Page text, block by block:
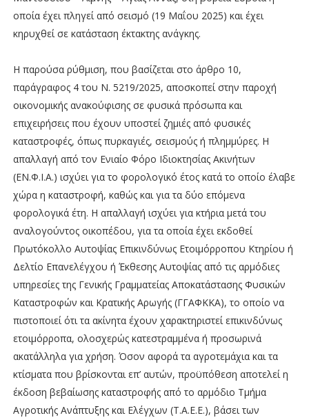
οποία έχει πληγεί από σεισμό (19 Μαΐου 2025) και έχει
κηρυχθεί σε κατάσταση έκτακτης ανάγκης.
Η παρούσα ρύθμιση, που βασίζεται στο άρθρο 10,
παράγραφος 4 του Ν. 5219/2025, αποσκοπεί στην παροχή
οικονομικής ανακούφισης σε φυσικά πρόσωπα και
επιχειρήσεις που έχουν υποστεί ζημιές από φυσικές
καταστροφές, όπως πυρκαγιές, σεισμούς ή πλημμύρες. Η
απαλλαγή από τον Ενιαίο Φόρο Ιδιοκτησίας Ακινήτων
(ΕΝ.Φ.Ι.Α.) ισχύει για το φορολογικό έτος κατά το οποίο έλαβε
χώρα η καταστροφή, καθώς και για τα δύο επόμενα
φορολογικά έτη. Η απαλλαγή ισχύει για κτήρια μετά του
αναλογούντος οικοπέδου, για τα οποία έχει εκδοθεί
Πρωτόκολλο Αυτοψίας Επικινδύνως Ετοιμόρροπου Κτηρίου ή
Δελτίο Επανελέγχου ή Έκθεσης Αυτοψίας από τις αρμόδιες
υπηρεσίες της Γενικής Γραμματείας Αποκατάστασης Φυσικών
Καταστροφών και Κρατικής Αρωγής (ΓΓΑΦΚΚΑ), το οποίο να
πιστοποιεί ότι τα ακίνητα έχουν χαρακτηριστεί επικινδύνως
ετοιμόρροπα, ολοσχερώς κατεστραμμένα ή προσωρινά
ακατάλληλα για χρήση. Όσον αφορά τα αγροτεμάχια και τα
κτίσματα που βρίσκονται επ’ αυτών, προϋπόθεση αποτελεί η
έκδοση βεβαίωσης καταστροφής από το αρμόδιο Τμήμα
Αγροτικής Ανάπτυξης και Ελέγχων (Τ.Α.Ε.Ε.), βάσει των